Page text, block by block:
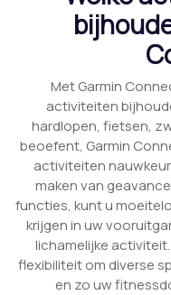
Met Garmin
activiteiten
hardlopen, fietsen,
beoefent, Garmin
activiteiten
maken van
functies, kunt u
krijgen in uw
lichamelijke
flexibiliteit om diverse
en zo uw